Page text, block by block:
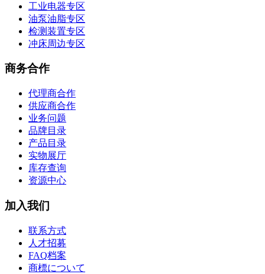
工业电器专区
油泵油脂专区
检测装置专区
冲床周边专区
商务合作
代理商合作
供应商合作
业务问题
品牌目录
产品目录
实物展厅
库存查询
资源中心
加入我们
联系方式
人才招募
FAQ档案
商標について